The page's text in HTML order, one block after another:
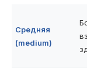
Средняя
(medium)